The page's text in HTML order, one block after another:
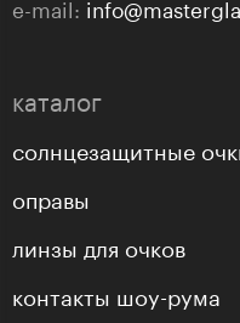
e-mail:
каталог
солнцезащитные
оправы
линзы для очков
контакты шоу-рума